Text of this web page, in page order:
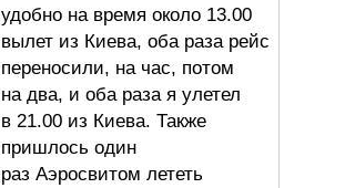
удобно на время около 13.00
вылет из Киева, оба раза рейс
переносили, на час, потом
на два, и оба раза я улетел
в 21.00 из Киева. Также
пришлось один
раз Аэросвитом лететь